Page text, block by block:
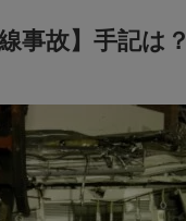
事故】手記は？